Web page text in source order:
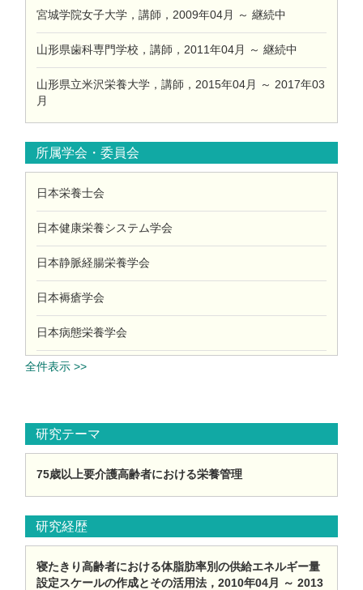
宮城学院女子大学，講師，2009年04月 ～ 継続中
山形県歯科専門学校，講師，2011年04月 ～ 継続中
山形県立米沢栄養大学，講師，2015年04月 ～ 2017年03
月
所属学会・委員会
日本栄養士会
日本健康栄養システム学会
日本静脈経腸栄養学会
日本褥瘡学会
日本病態栄養学会
全件表示 >>
研究テーマ
75歳以上要介護高齢者における栄養管理
研究経歴
寝たきり高齢者における体脂肪率別の供給エネルギー量
設定スケールの作成とその活用法，2010年04月 ～ 2013